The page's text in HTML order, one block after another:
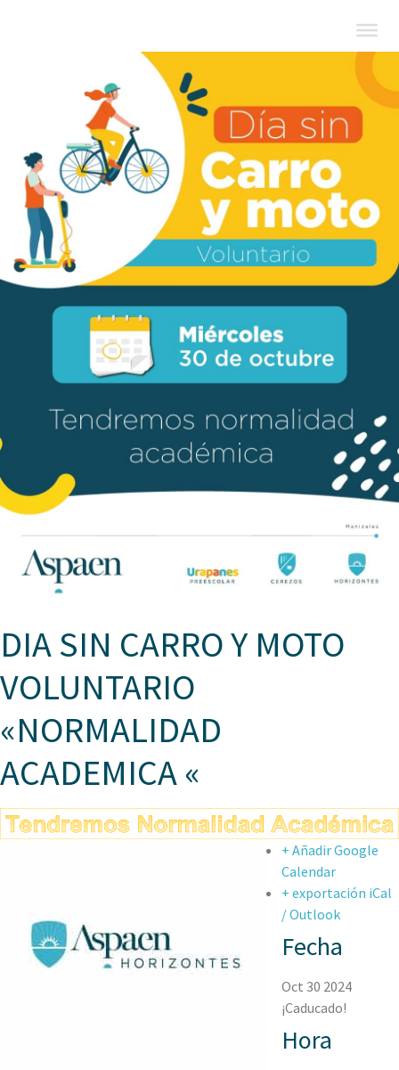
DIA SIN CARRO Y MOTO
VOLUNTARIO
«NORMALIDAD
ACADEMICA «
+ Añadir Google
Calendar
+ exportación iCal
/ Outlook
Fecha
Oct 30 2024
¡Caducado!
Hora